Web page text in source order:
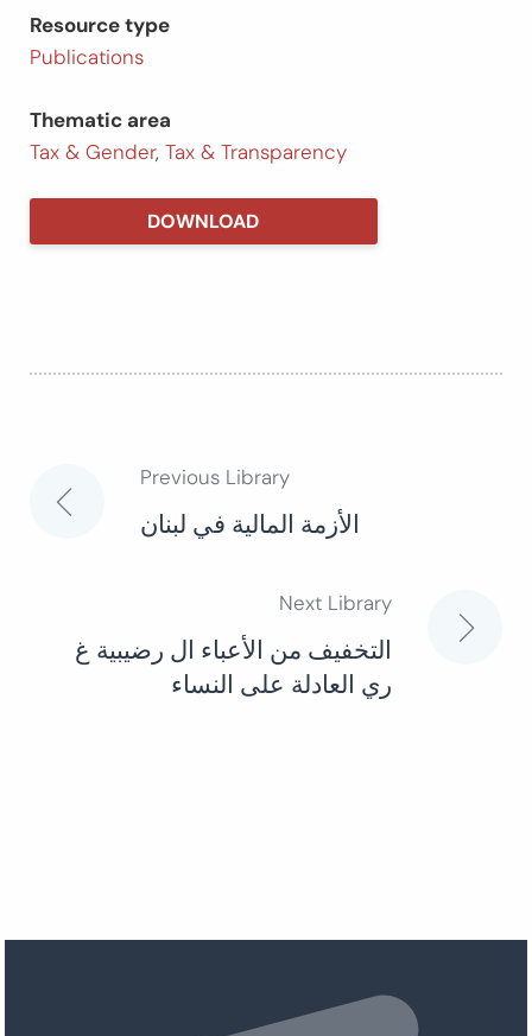
Resource type
Publications
Thematic area
Tax & Gender, Tax & Transparency
DOWNLOAD
Post
Previous Library
الأزمة المالية في لبنان
Next Library
التخفيف من الأعباء ال رضيبية غ
ري العادلة على النساء